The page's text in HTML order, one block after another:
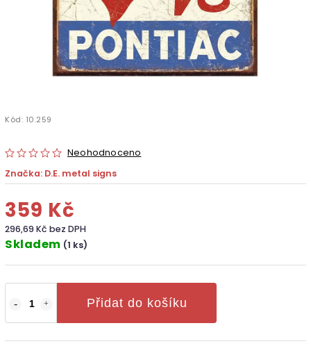
Kód: 10.259
Neohodnoceno
Značka: D.E. metal signs
359 Kč
296,69 Kč bez DPH
Skladem (1 ks)
Přidat do košíku